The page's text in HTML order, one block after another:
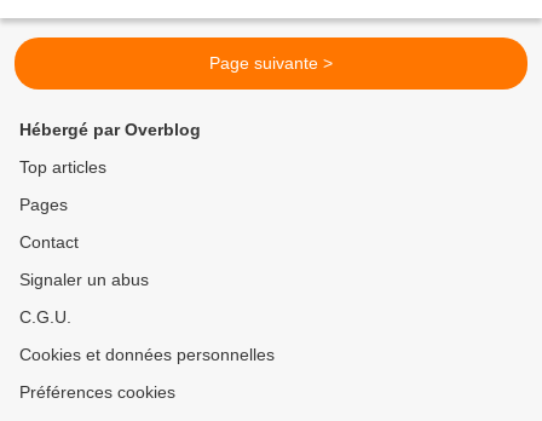
Page suivante >
Hébergé par Overblog
Top articles
Pages
Contact
Signaler un abus
C.G.U.
Cookies et données personnelles
Préférences cookies